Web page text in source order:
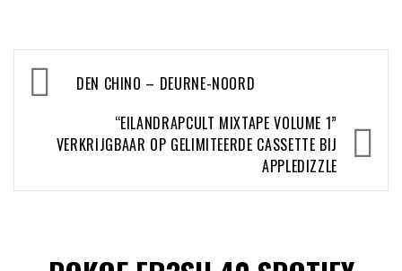
Bericht
navigatieDEN CHINO – DEURNE-NOORD
“EILANDRAPCULT MIXTAPE VOLUME 1”
VERKRIJGBAAR OP GELIMITEERDE CASSETTE BIJ
APPLEDIZZLE